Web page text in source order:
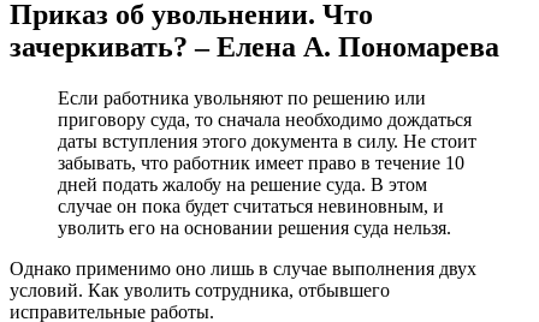
Приказ об увольнении. Что
зачеркивать? – Елена А. Пономарева
Если работника увольняют по решению или
приговору суда, то сначала необходимо дождаться
даты вступления этого документа в силу. Не стоит
забывать, что работник имеет право в течение 10
дней подать жалобу на решение суда. В этом
случае он пока будет считаться невиновным, и
уволить его на основании решения суда нельзя.
Однако применимо оно лишь в случае выполнения двух
условий. Как уволить сотрудника, отбывшего
исправительные работы.